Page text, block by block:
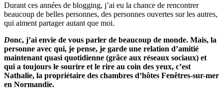
Durant ces années de blogging, j’ai eu la chance de rencontrer
beaucoup de belles personnes, des personnes ouvertes sur les autres,
qui aiment partager autant que moi.
Donc, j’ai envie de vous parler de beaucoup de monde. Mais, la
personne avec qui, je pense, je garde une relation d’amitié
maintenant quasi quotidienne (grâce aux réseaux sociaux) et
qui a toujours le sourire et le rire au coin des yeux, c’est
Nathalie, la propriétaire des chambres d’hôtes Fenêtres-sur-mer
en Normandie.